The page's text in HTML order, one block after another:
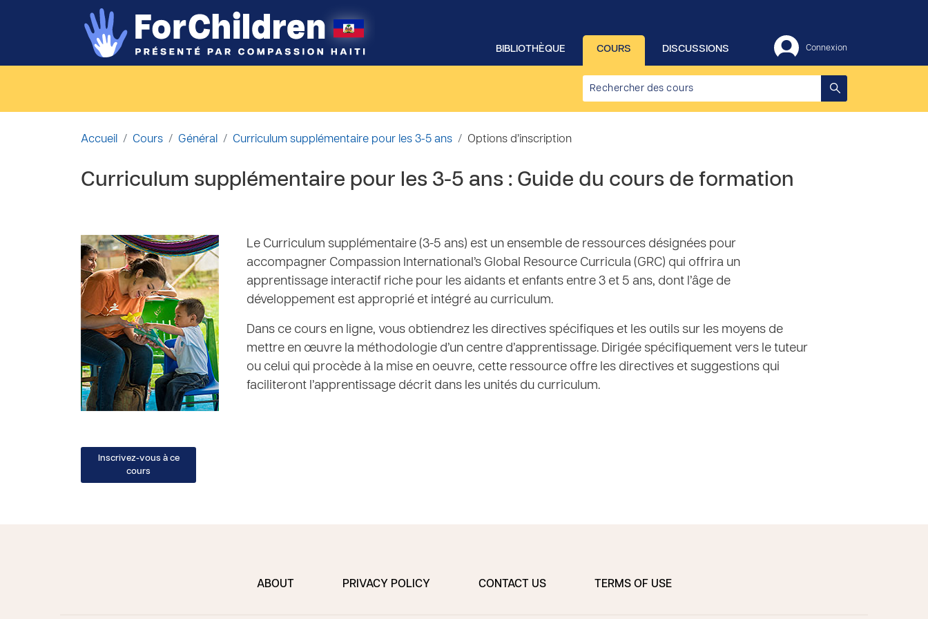
Passer au contenu principal
BIBLIOTHÈQUE COURS DISCUSSIONS Connexion
Accueil Cours Général Curriculum supplémentaire pour les 3-5 ans Options d’inscription
Curriculum supplémentaire pour les 3-5 ans : Guide du cours de formation
Le Curriculum supplémentaire (3-5 ans) est un ensemble de ressources désignées pour
accompagner Compassion International’s Global Resource Curricula (GRC) qui offrira un
apprentissage interactif riche pour les aidants et enfants entre 3 et 5 ans, dont l’âge de
développement est approprié et intégré au curriculum.
Dans ce cours en ligne, vous obtiendrez les directives spécifiques et les outils sur les moyens de
mettre en œuvre la méthodologie d’un centre d’apprentissage. Dirigée spécifiquement vers le tuteur
ou celui qui procède à la mise en oeuvre, cette ressource offre les directives et suggestions qui
faciliteront l’apprentissage décrit dans les unités du curriculum.
ABOUT PRIVACY POLICY CONTACT US TERMS OF USE